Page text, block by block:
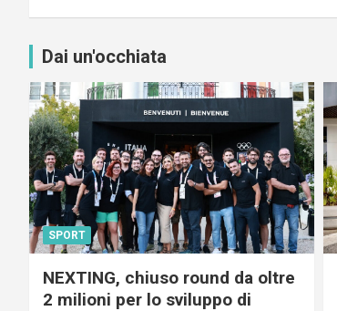
Dai un'occhiata
SPORT
NEXTING, chiuso round da oltre
2 milioni per lo sviluppo di